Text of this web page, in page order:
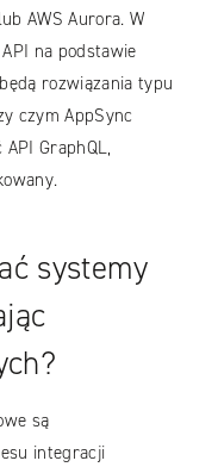
AWS Aurora. W
na podstawie
rozwiązania typu
czym AppSync
GraphQL,
systemy
są
integracji